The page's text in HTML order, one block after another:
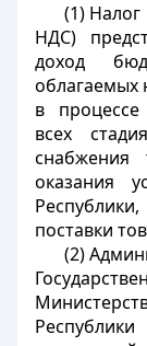
(1)
НДС)
доход
облагаемых
в процессе
всех
снабжения
оказания
поставки
(2)